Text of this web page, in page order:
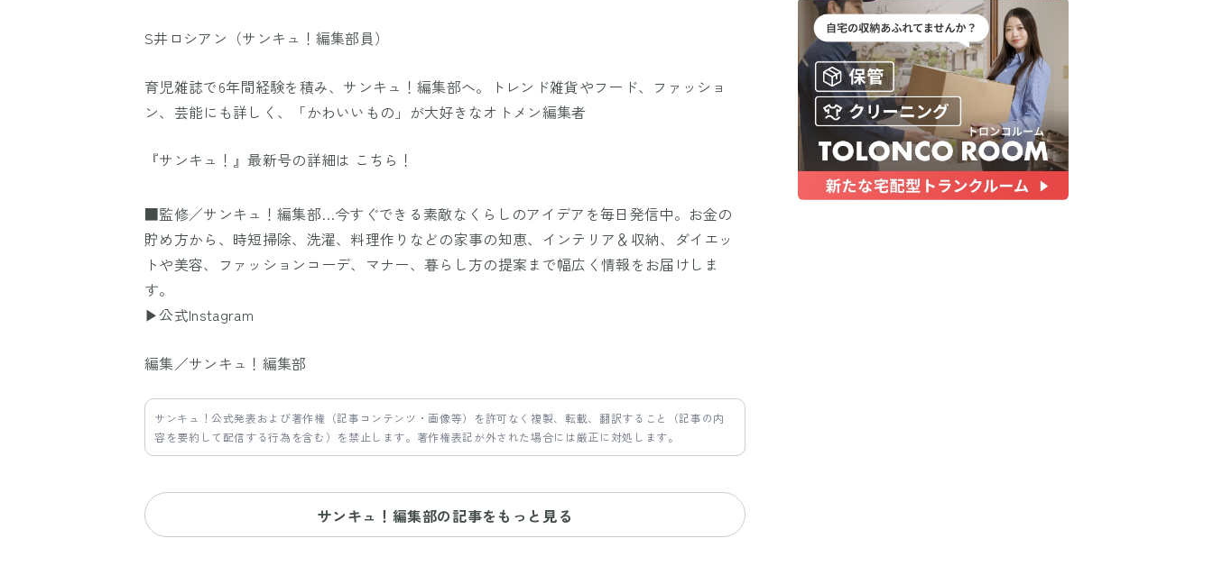
S井ロシアン（サンキュ！編集部員）
育児雑誌で6年間経験を積み、サンキュ！編集部へ。トレンド雑貨やフード、ファッショ
ン、芸能にも詳しく、「かわいいもの」が大好きなオトメン編集者
『サンキュ！』最新号の詳細は こちら！
■監修／サンキュ！編集部…今すぐできる素敵なくらしのアイデアを毎日発信中。お金の
貯め方から、時短掃除、洗濯、料理作りなどの家事の知恵、インテリア＆収納、ダイエッ
トや美容、ファッションコーデ、マナー、暮らし方の提案まで幅広く情報をお届けしま
す。
▶公式Instagram
編集／サンキュ！編集部
サンキュ！公式発表および著作権（記事コンテンツ・画像等）を許可なく複製、転載、翻訳すること（記事の内
容を要約して配信する行為を含む）を禁止します。著作権表記が外された場合には厳正に対処します。
サンキュ！編集部の記事をもっと見る